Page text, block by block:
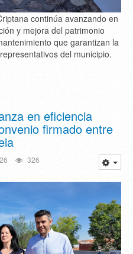
continúa avanzando en
y mejora del patrimonio
que garantizan la
del municipio.
en eficiencia
firmado entre
326